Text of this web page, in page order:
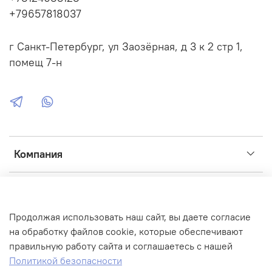
svai.ru/product/stolb-30-m-s-plastinoy-50h50-mm-dlya-
Компания
+79657818037
г Санкт-Петербург, ул Заозёрная, д 3 к 2 стр 1,
помещ 7-н
Интернет-магазин создан на inSales
Фото, иконки, графика:Flaticon,ICONS8, Unsplash,Fusion
Brain,FREEP!K,Adobe,Flickr
Продолжая использовать наш сайт, вы даете согласие
на обработку файлов cookie, которые обеспечивают
правильную работу сайта и соглашаетесь с нашей
Политикой безопасности